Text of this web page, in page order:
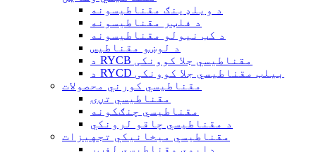
د ویلډینګ مقناطیسونه
د فلټر مقناطیسونه
د کب نیولو مقناطیسونه
د لوښو مقناطیس
د RYCB مقناطیسي جلا کوونکی
د RYCD بیلټ مقناطیسي جلا کوونکی
مقناطیسي کورني محصولات
مقناطیسي تڼۍ
مقناطیسي چنګکونه
د مقناطیسي چاقو لرونکي
مقناطیسي میخانیکي تجهیزات
دایمي مقناطیسي لفټر